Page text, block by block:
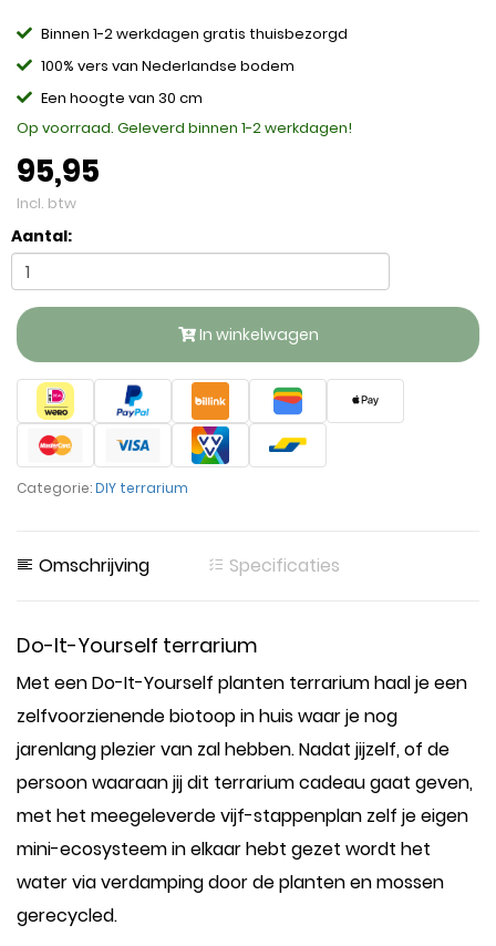
Binnen 1-2 werkdagen gratis thuisbezorgd
100% vers van Nederlandse bodem
Een hoogte van 30 cm
Op voorraad. Geleverd binnen 1-2 werkdagen!
95,95
Incl. btw
Aantal:
In winkelwagen
Categorie:DIY terrarium
Omschrijving Specificaties
Do-It-Yourself terrarium
Met een Do-It-Yourself planten terrarium haal je een
zelfvoorzienende biotoop in huis waar je nog
jarenlang plezier van zal hebben. Nadat jijzelf, of de
persoon waaraan jij dit terrarium cadeau gaat geven,
met het meegeleverde vijf-stappenplan zelf je eigen
mini-ecosysteem in elkaar hebt gezet wordt het
water via verdamping door de planten en mossen
gerecycled.